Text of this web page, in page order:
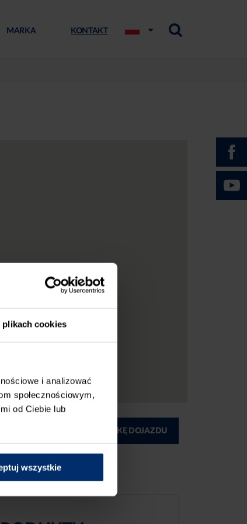
plikach cookies
i analizować
społecznościowym,
od Ciebie lub
wszystkie
MARKA KONTAKT
DRUKUJ MAPKĘ DOJAZDU